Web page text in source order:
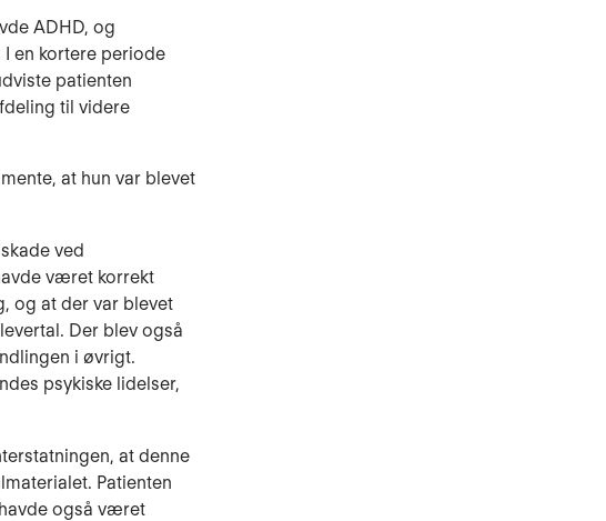
ADHD, og
en kortere periode
patienten
til videre
at hun var blevet
ved
været korrekt
og at der var blevet
Der blev også
i øvrigt.
psykiske lidelser,
at denne
Patienten
også været